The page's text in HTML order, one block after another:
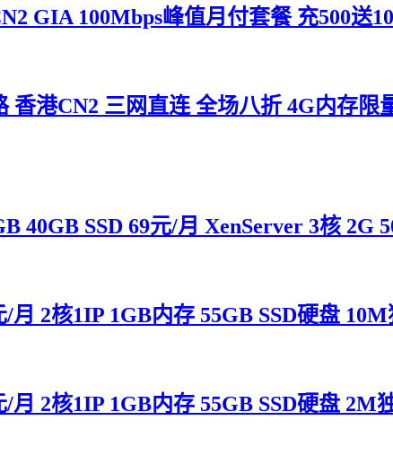
GIA 100Mbps峰值月付套餐 充500送
港CN2 三网直连 全场八折 4G内存限
40GB SSD 69元/月 XenServer 3核 2G
月 2核1IP 1GB内存 55GB SSD硬盘
月 2核1IP 1GB内存 55GB SSD硬盘